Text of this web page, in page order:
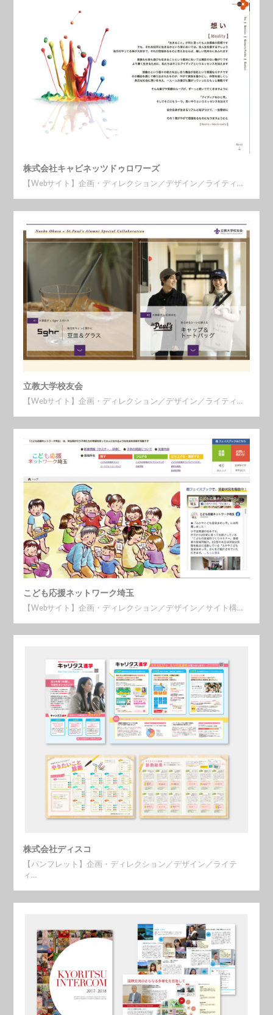
株式会社キャビネッツドゥロワーズ
【Webサイト】企画・ディレクション／デザイン／ライティ…
立教大学校友会
【Webサイト】企画・ディレクション／デザイン／ライティ…
こども応援ネットワーク埼玉
【Webサイト】企画・ディレクション／デザイン／サイト構…
株式会社ディスコ
【パンフレット】企画・ディレクション／デザイン／ライテ
ィ…